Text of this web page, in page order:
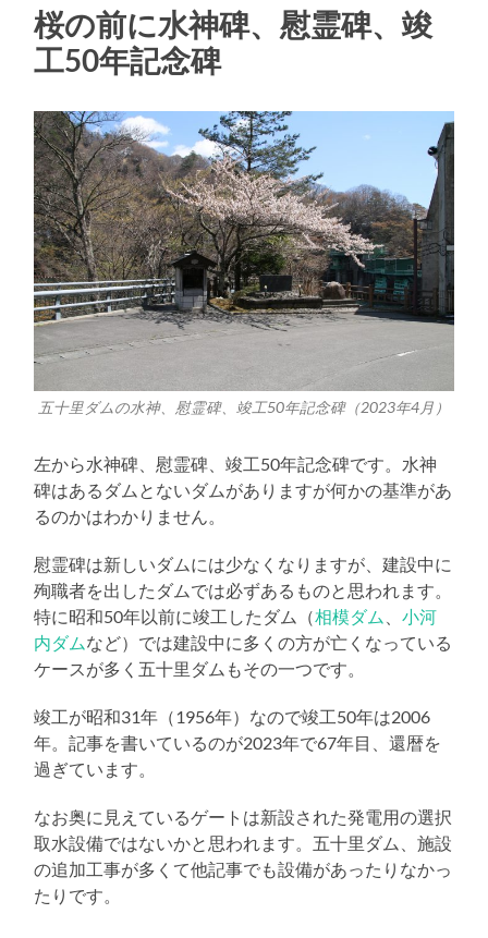
桜の前に水神碑、慰霊碑、竣
工50年記念碑
五十里ダムの水神、慰霊碑、竣工50年記念碑（2023年4月）
左から水神碑、慰霊碑、竣工50年記念碑です。水神
碑はあるダムとないダムがありますが何かの基準があ
るのかはわかりません。
慰霊碑は新しいダムには少なくなりますが、建設中に
殉職者を出したダムでは必ずあるものと思われます。
特に昭和50年以前に竣工したダム（相模ダム 、小河
内ダムなど）では建設中に多くの方が亡くなっている
ケースが多く五十里ダムもその一つです。
竣工が昭和31年（1956年）なので竣工50年は2006
年。記事を書いているのが2023年で67年目、還暦を
過ぎています。
なお奥に見えているゲートは新設された発電用の選択
取水設備ではないかと思われます。五十里ダム、施設
の追加工事が多くて他記事でも設備があったりなかっ
たりです。